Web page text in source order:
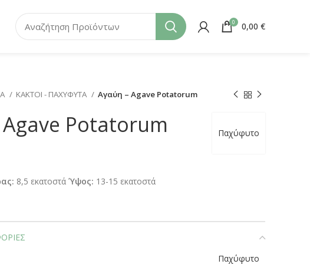
0 0,00 €
ΚΑΚΤΟΙ - ΠΑΧΥΦΥΤΑ Αγαύη – Agave Potatorum
Παχύφυτο
Potatorum
8,5 εκατοστά Ύψος: 13-15 εκατοστά
Παχύφυτο